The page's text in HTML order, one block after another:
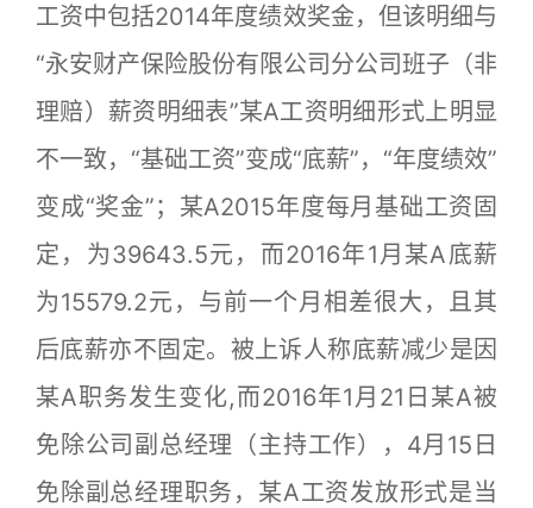
工资中包括2014年度绩效奖金，但该明细与
“永安财产保险股份有限公司分公司班子（非
理赔）薪资明细表”某A工资明细形式上明显
不一致，“基础工资”变成“底薪”，“年度绩效”
变成“奖金”；某A2015年度每月基础工资固
定，为39643.5元，而2016年1月某A底薪
为15579.2元，与前一个月相差很大，且其
后底薪亦不固定。被上诉人称底薪减少是因
某A职务发生变化,而2016年1月21日某A被
免除公司副总经理（主持工作），4月15日
免除副总经理职务，某A工资发放形式是当